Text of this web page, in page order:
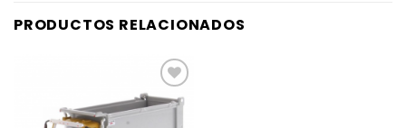
PRODUCTOS RELACIONADOS
AÑADIR
A LA